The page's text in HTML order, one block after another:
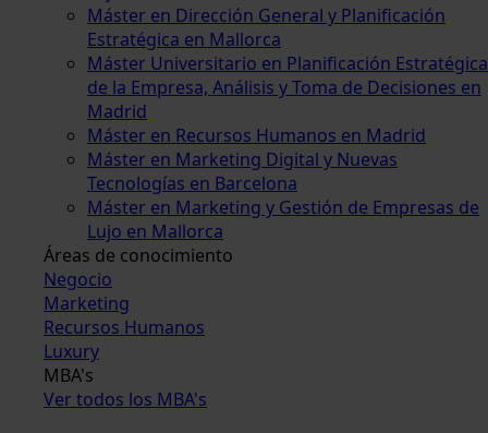
Máster en Dirección General y Planificación
Estratégica en Mallorca
Máster Universitario en Planificación Estratégica
de la Empresa, Análisis y Toma de Decisiones en
Madrid
Máster en Recursos Humanos en Madrid
Máster en Marketing Digital y Nuevas
Tecnologías en Barcelona
Máster en Marketing y Gestión de Empresas de
Lujo en Mallorca
Áreas de conocimiento
Negocio
Marketing
Recursos Humanos
Luxury
MBA's
Ver todos los MBA's